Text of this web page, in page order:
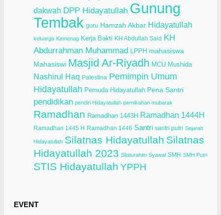
dakwah DPP Hidayatullah Gunung
Tembak guru Hamzah Akbar Hidayatullah
keluarga Kemenag Kerja Bakti KH Abdullah Said KH
Abdurrahman Muhammad LPPH mahasiswa
Mahasiswi Masjid Ar-Riyadh MCU Mushida
Nashirul Haq Palestina Pemimpin Umum
Hidayatullah Pemuda Hidayatullah Pena Santri
pendidikan pendiri Hidayatullah pernikahan mubarak
Ramadhan Ramadhan 1443H Ramadhan 1444H
Ramadhan 1445 H Ramadhan 1446 Santri santri putri Sejarah
Hidayatullah Silatnas Hidayatullah Silatnas
Hidayatullah 2023 Silaturahim Syawal SMH SMH Putri
STIS Hidayatullah YPPH
EVENT